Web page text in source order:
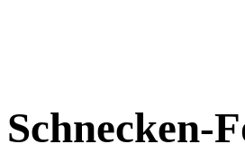
Schnecken-